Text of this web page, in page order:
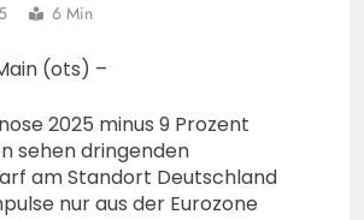
6 Min
(ots) –
2025 minus 9 Prozent
sehen dringenden
am Standort Deutschland
nur aus der Eurozone